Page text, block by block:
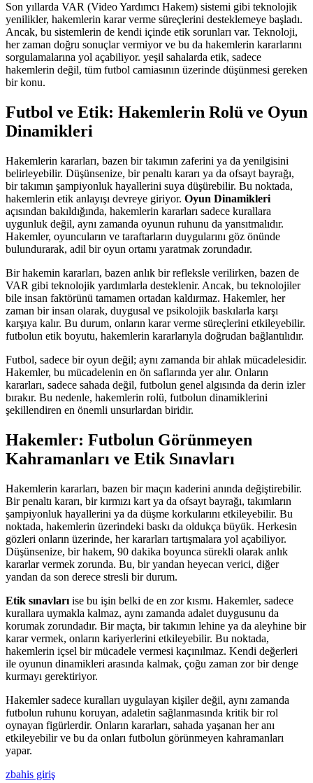
Son yıllarda VAR (Video Yardımcı Hakem) sistemi gibi teknolojik
yenilikler, hakemlerin karar verme süreçlerini desteklemeye başladı.
Ancak, bu sistemlerin de kendi içinde etik sorunları var. Teknoloji,
her zaman doğru sonuçlar vermiyor ve bu da hakemlerin kararlarını
sorgulamalarına yol açabiliyor. yeşil sahalarda etik, sadece
hakemlerin değil, tüm futbol camiasının üzerinde düşünmesi gereken
bir konu.
Futbol ve Etik: Hakemlerin Rolü ve Oyun
Dinamikleri
Hakemlerin kararları, bazen bir takımın zaferini ya da yenilgisini
belirleyebilir. Düşünsenize, bir penaltı kararı ya da ofsayt bayrağı,
bir takımın şampiyonluk hayallerini suya düşürebilir. Bu noktada,
hakemlerin etik anlayışı devreye giriyor. Oyun Dinamikleri
açısından bakıldığında, hakemlerin kararları sadece kurallara
uygunluk değil, aynı zamanda oyunun ruhunu da yansıtmalıdır.
Hakemler, oyuncuların ve taraftarların duygularını göz önünde
bulundurarak, adil bir oyun ortamı yaratmak zorundadır.
Bir hakemin kararları, bazen anlık bir refleksle verilirken, bazen de
VAR gibi teknolojik yardımlarla desteklenir. Ancak, bu teknolojiler
bile insan faktörünü tamamen ortadan kaldırmaz. Hakemler, her
zaman bir insan olarak, duygusal ve psikolojik baskılarla karşı
karşıya kalır. Bu durum, onların karar verme süreçlerini etkileyebilir.
futbolun etik boyutu, hakemlerin kararlarıyla doğrudan bağlantılıdır.
Futbol, sadece bir oyun değil; aynı zamanda bir ahlak mücadelesidir.
Hakemler, bu mücadelenin en ön saflarında yer alır. Onların
kararları, sadece sahada değil, futbolun genel algısında da derin izler
bırakır. Bu nedenle, hakemlerin rolü, futbolun dinamiklerini
şekillendiren en önemli unsurlardan biridir.
Hakemler: Futbolun Görünmeyen
Kahramanları ve Etik Sınavları
Hakemlerin kararları, bazen bir maçın kaderini anında değiştirebilir.
Bir penaltı kararı, bir kırmızı kart ya da ofsayt bayrağı, takımların
şampiyonluk hayallerini ya da düşme korkularını etkileyebilir. Bu
noktada, hakemlerin üzerindeki baskı da oldukça büyük. Herkesin
gözleri onların üzerinde, her kararları tartışmalara yol açabiliyor.
Düşünsenize, bir hakem, 90 dakika boyunca sürekli olarak anlık
kararlar vermek zorunda. Bu, bir yandan heyecan verici, diğer
yandan da son derece stresli bir durum.
Etik sınavları ise bu işin belki de en zor kısmı. Hakemler, sadece
kurallara uymakla kalmaz, aynı zamanda adalet duygusunu da
korumak zorundadır. Bir maçta, bir takımın lehine ya da aleyhine bir
karar vermek, onların kariyerlerini etkileyebilir. Bu noktada,
hakemlerin içsel bir mücadele vermesi kaçınılmaz. Kendi değerleri
ile oyunun dinamikleri arasında kalmak, çoğu zaman zor bir denge
kurmayı gerektiriyor.
Hakemler sadece kuralları uygulayan kişiler değil, aynı zamanda
futbolun ruhunu koruyan, adaletin sağlanmasında kritik bir rol
oynayan figürlerdir. Onların kararları, sahada yaşanan her anı
etkileyebilir ve bu da onları futbolun görünmeyen kahramanları
yapar.
zbahis giriş